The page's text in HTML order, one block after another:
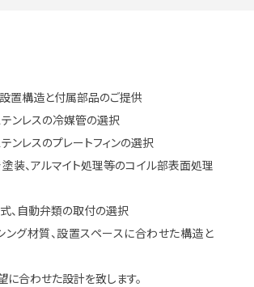
設置構造と付属部品のご提供
テンレスの冷媒管の選択
テンレスのプレートフィンの選択
塗装、アルマイト処理等のコイル部表面処理
式、自動弁類の取付の選択
ング材質、設置スペースに合わせた構造と
に合わせた設計を致します。